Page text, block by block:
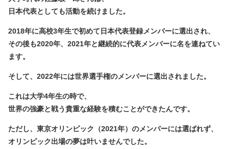
日本代表としても活動を続けました。
2018年に高校3年生で初めて日本代表登録メンバーに選出され、
その後も2020年、2021年と継続的に代表メンバーに名を連ねてい
ます。
そして、 2022年には世界選手権のメンバーに選出されました。
これは大学4年生の時で、
世界の強豪と戦う貴重な経験を積むことができたんです。
ただし、東京オリンピック（2021年）のメンバーには選ばれず、
オリンピック出場の夢は叶いませんでした。